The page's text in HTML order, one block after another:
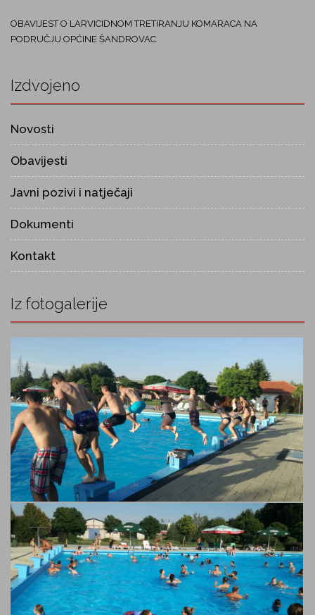
OBAVIJEST O LARVICIDNOM TRETIRANJU KOMARACA NA
PODRUČJU OPĆINE ŠANDROVAC
Izdvojeno
Novosti
Obavijesti
Javni pozivi i natječaji
Dokumenti
Kontakt
Iz fotogalerije